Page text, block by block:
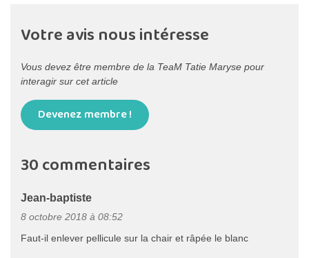
Votre avis nous intéresse
Vous devez être membre de la TeaM Tatie Maryse pour
interagir sur cet article
Devenez membre !
30 commentaires
Jean-baptiste
8 octobre 2018 à 08:52
Faut-il enlever pellicule sur la chair et râpée le blanc